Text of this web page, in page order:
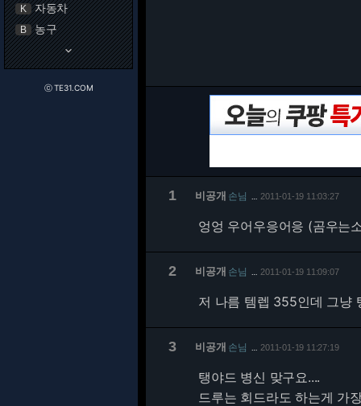
K 자동차
B 농구
keyboard_arrow_down
ⓒ TE31.COM
1 비공개 손님 2011-01-19 11:03:27
엉엉 우어우응어응 (곰우는
2 비공개 손님 2011-01-19 11:09:07
저 나름 템렙 355인데 그냥
3 비공개 손님 2011-01-19 11:27:19
탱야드 병신 맞구요....
드루는 회드라도 하는게 가